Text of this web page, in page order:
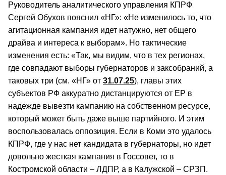
Руководитель аналитического управления КПРФ
Сергей Обухов пояснил «НГ»: «Не изменилось то, что
агитационная кампания идет натужно, нет общего
драйва и интереса к выборам». Но тактические
изменения есть: «Так, мы видим, что в тех регионах,
где совпадают выборы губернаторов и заксобраний, а
таковых три (см. «НГ» от 31.07.25), главы этих
субъектов РФ аккуратно дистанцируются от ЕР в
надежде вывезти кампанию на собственном ресурсе,
который может быть даже выше партийного. И этим
воспользовалась оппозиция. Если в Коми это удалось
КПРФ, где у нас нет кандидата в губернаторы, но идет
довольно жесткая кампания в Госсовет, то в
Костромской области – ЛДПР, а в Калужской – СРЗП.